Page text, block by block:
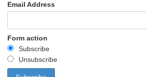
Email Address
Form action
Subscribe
Unsubscribe